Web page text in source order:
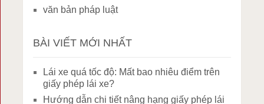
văn bản pháp luật
BÀI VIẾT MỚI NHẤT
Lái xe quá tốc độ: Mất bao nhiêu điểm trên
giấy phép lái xe?
Hướng dẫn chi tiết nâng hạng giấy phép lái